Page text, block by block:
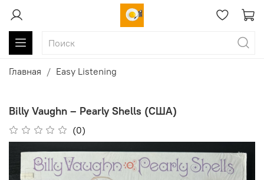
Главная Easy Listening
Billy Vaughn ‎– Pearly Shells (США)
(0)